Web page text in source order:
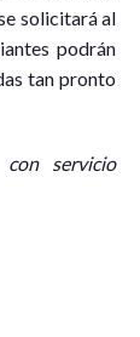
solicitará al
podrán
tan pronto
servicio